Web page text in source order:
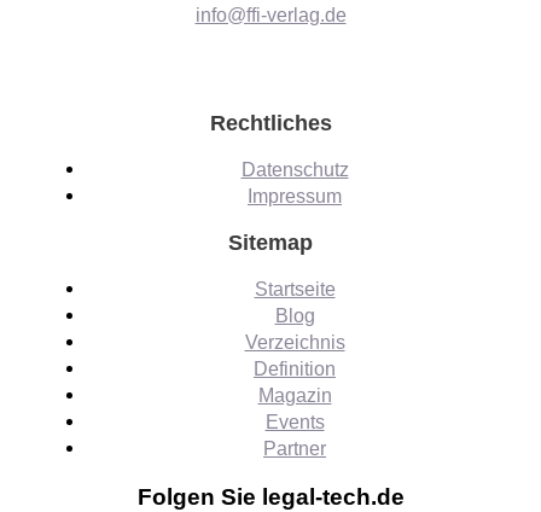
info@ffi-verlag.de
Rechtliches
Datenschutz
Impressum
Sitemap
Startseite
Blog
Verzeichnis
Definition
Magazin
Events
Partner
Folgen Sie legal-tech.de